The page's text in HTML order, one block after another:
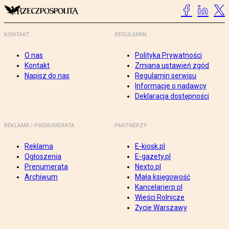
KONTAKT
O nas
Kontakt
Napisz do nas
REGULAMIN
Polityka Prywatności
Zmiana ustawień zgód
Regulamin serwisu
Informacje o nadawcy
Deklaracja dostępności
REKLAMA I PRENUMERATA
Reklama
Ogłoszenia
Prenumerata
Archiwum
PARTNERZY
E-kiosk.pl
E-gazety.pl
Nexto.pl
Mała księgowość
Kancelarierp.pl
Wieści Rolnicze
Życie Warszawy